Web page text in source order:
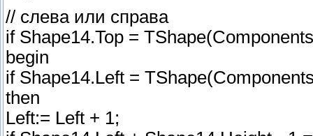
// слева или справа
if Shape14.Top =
begin
if Shape14.Left =
then
Left:= Left + 1;